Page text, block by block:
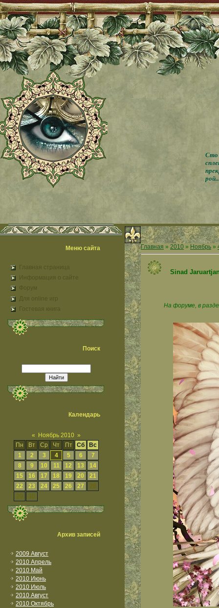
Сто
Меню сайта
Главная страница
Информация о сайте
Форум
Для online игр
Гостевая книга
Поиск
Календарь
« Ноябрь 2010 »
Пн
Вт Ср Чт Пт Сб
Вс
1
2 3 4 5 6
7
8
9 10 11 12 13
14
15
16 17 18 19 20
21
22
23 24 25 26 27
28
29
30
Архив записей
2009 Август
2010 Апрель
2010 Май
2010 Июнь
2010 Июль
2010 Август
2010 Октябрь
Главная » 2010 » Ноябрь »
Sinad
На форуме, в